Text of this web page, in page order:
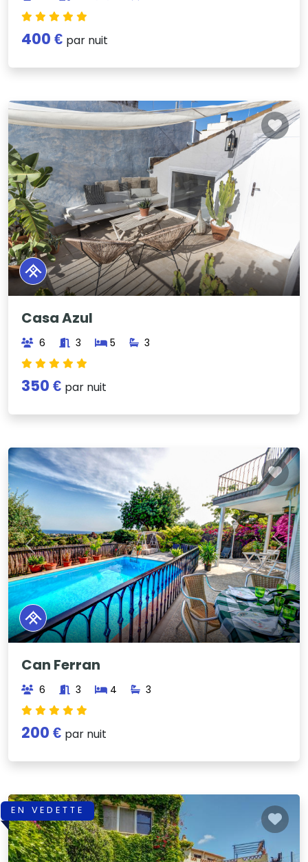
400 € par nuit
Previous
Casa Azul
6 3 5 3
350 € par nuit
Previous Next
Can Ferran
6 3 4 3
200 € par nuit
EN VEDETTE